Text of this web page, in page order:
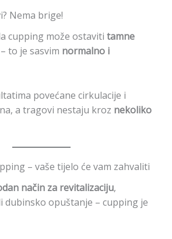
Nema brige!
cupping može ostaviti tamne
to je sasvim normalno i
povećane cirkulacije i
a tragovi nestaju kroz nekoliko
– vaše tijelo će vam zahvaliti
način za revitalizaciju,
dubinsko opuštanje – cupping je